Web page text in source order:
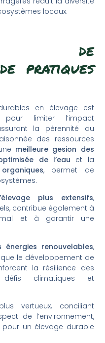
locaux.
de
pratiques
en élevage est
limiter l’impact
la pérennité du
des ressources
meilleure gesion des
de l’eau et la
, permet de
plus extensifs,
contribue également à
et à garantir une
énergies renouvelables,
le développement de
la résilience des
climatiques et
vertueux, conciliant
de l’environnement,
un élevage durable